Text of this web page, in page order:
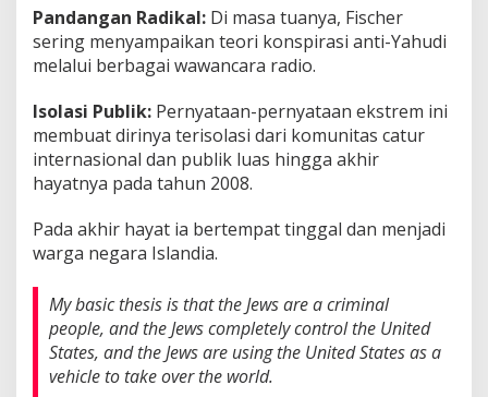
Pandangan Radikal: Di masa tuanya, Fischer
sering menyampaikan teori konspirasi anti-Yahudi
melalui berbagai wawancara radio.
Isolasi Publik: Pernyataan-pernyataan ekstrem ini
membuat dirinya terisolasi dari komunitas catur
internasional dan publik luas hingga akhir
hayatnya pada tahun 2008.
Pada akhir hayat ia bertempat tinggal dan menjadi
warga negara Islandia.
My basic thesis is that the Jews are a criminal
people, and the Jews completely control the United
States, and the Jews are using the United States as a
vehicle to take over the world.